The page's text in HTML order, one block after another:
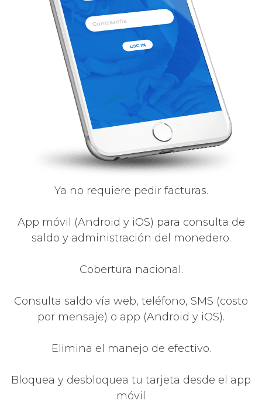
Ya no requiere pedir facturas.
App móvil (Android y iOS) para consulta de
saldo y administración del monedero.
Cobertura nacional.
Consulta saldo vía web, teléfono, SMS (costo
por mensaje) o app (Android y iOS).
Elimina el manejo de efectivo.
Bloquea y desbloquea tu tarjeta desde el app
móvil